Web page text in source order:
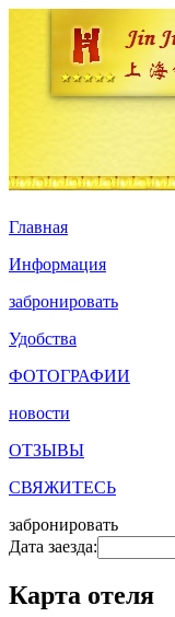
Главная
Информация
забронировать
Удобства
ФОТОГРАФИИ
новости
ОТЗЫВЫ
СВЯЖИТЕСЬ
забронировать
Дата заезда:
Карта отеля